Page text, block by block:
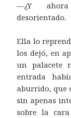
—¿Y
desorientado.
Ella lo
los dejó, en
un palacete
entrada
aburrido, que
sin apenas
sobre la